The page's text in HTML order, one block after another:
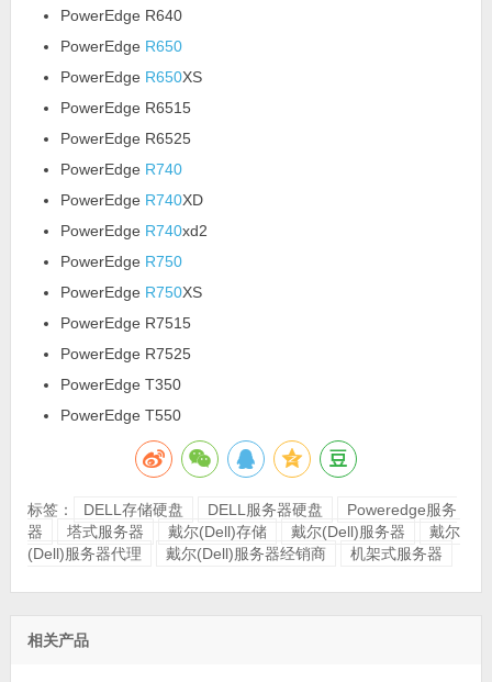
PowerEdge R640
PowerEdge R650
PowerEdge R650XS
PowerEdge R6515
PowerEdge R6525
PowerEdge R740
PowerEdge R740XD
PowerEdge R740xd2
PowerEdge R750
PowerEdge R750XS
PowerEdge R7515
PowerEdge R7525
PowerEdge T350
PowerEdge T550
标签： DELL存储硬盘 DELL服务器硬盘
Poweredge服务
器
塔式服务器 戴尔(Dell)存储 戴尔(Dell)服务器
戴尔
(Dell)服务器代理
戴尔(Dell)服务器经销商 机架式服务器
相关产品